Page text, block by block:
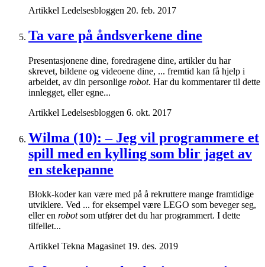
Artikkel Ledelsesbloggen 20. feb. 2017
Ta vare på åndsverkene dine
Presentasjonene dine, foredragene dine, artikler du har
skrevet, bildene og videoene dine, ... fremtid kan få hjelp i
arbeidet, av din personlige robot. Har du kommentarer til dette
innlegget, eller egne...
Artikkel Ledelsesbloggen 6. okt. 2017
Wilma (10): – Jeg vil programmere et
spill med en kylling som blir jaget av
en stekepanne
Blokk-koder kan være med på å rekruttere mange framtidige
utviklere. Ved ... for eksempel være LEGO som beveger seg,
eller en robotsom utfører det du har programmert. I dette
tilfellet...
Artikkel Tekna Magasinet 19. des. 2019